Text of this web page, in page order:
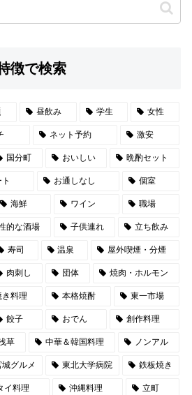
徴で検索
昼飲み 学生 女性
ネット予約 激安
国分町 おいしい 晩酌セット
お通しなし 個室
海鮮 ワイン 職場
的な酒場 子供連れ 立ち飲み
寿司 温泉 屋外喫煙・分煙
肉刺し 団体 焼肉・ホルモン
き料理 本格焼酎 東一市場
餃子 おでん 創作料理
草 中華＆韓国料理 ノンアル
城グルメ 東北大学病院 鉄板焼き
イ料理 沖縄料理 立町